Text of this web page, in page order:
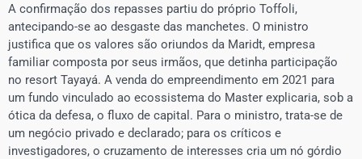
A confirmação dos repasses partiu do próprio Toffoli,
antecipando-se ao desgaste das manchetes. O ministro
justifica que os valores são oriundos da Maridt, empresa
familiar composta por seus irmãos, que detinha participação
no resort Tayayá. A venda do empreendimento em 2021 para
um fundo vinculado ao ecossistema do Master explicaria, sob a
ótica da defesa, o fluxo de capital. Para o ministro, trata-se de
um negócio privado e declarado; para os críticos e
investigadores, o cruzamento de interesses cria um nó górdio